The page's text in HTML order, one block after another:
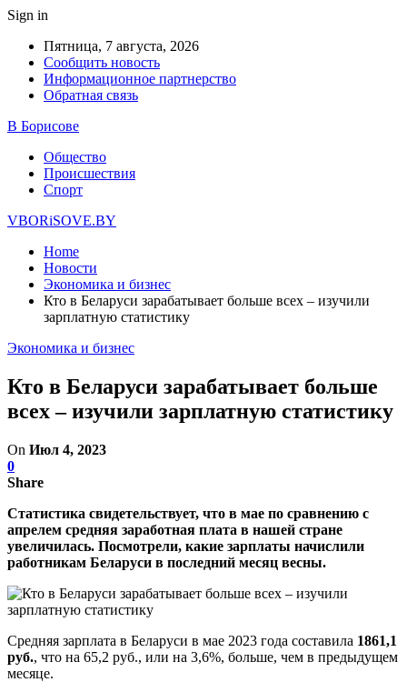
Sign in
Пятница, 7 августа, 2026
Сообщить новость
Информационное партнерство
Обратная связь
В Борисове
Общество
Происшествия
Спорт
VBORiSOVE.BY
Home
Новости
Экономика и бизнес
Кто в Беларуси зарабатывает больше всех – изучили
зарплатную статистику
Экономика и бизнес
Кто в Беларуси зарабатывает больше
всех – изучили зарплатную статистику
On Июл 4, 2023
0
Share
Статистика свидетельствует, что в мае по сравнению с
апрелем средняя заработная плата в нашей стране
увеличилась. Посмотрели, какие зарплаты начислили
работникам Беларуси в последний месяц весны.
Средняя зарплата в Беларуси в мае 2023 года составила 1861,1
руб., что на 65,2 руб., или на 3,6%, больше, чем в предыдущем
месяце.